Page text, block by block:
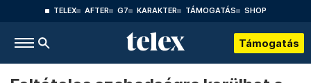
TELEX AFTER G7 KARAKTER TÁMOGATÁS SHOP
Támogatás